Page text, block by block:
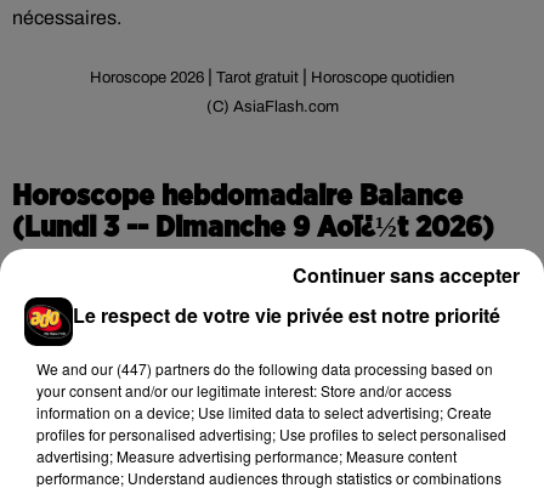
nécessaires.
Horoscope 2026 | Tarot gratuit | Horoscope quotidien
(C) AsiaFlash.com
Horoscope hebdomadaire Balance
(Lundi 3 -- Dimanche 9 Aoï¿½t 2026)
Amour
Couples :Votre vie conjugale devrait être passionnante en
cette période. Au programme : désir et passion au top
Le respect de votre vie privée est notre priorité
We and our (447) partnersdo the following data processing based on
your consent and/or our legitimate interest: Store and/or access
information on a device; Use limited data to select advertising; Create
profiles for personalised advertising; Use profiles to select personalised
advertising; Measure advertising performance; Measure content
performance; Understand audiences through statistics or combinations
Continuer sans accepter